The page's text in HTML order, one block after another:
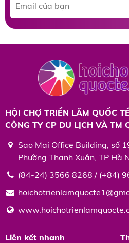
HỘI CHỢ TRIỂN LÃM QUỐC TẾ
CÔNG TY CP DU LỊCH VÀ TM
Sao Mai Office Building, số
Phường Thanh Xuân, TP Hà
(84-24) 3566 8268 / (+84)
Liên kết nhanh